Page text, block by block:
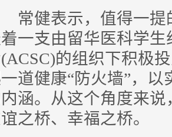
健表示，值得一提
一支由留华医科学
的组织下积极
道健康“防火墙”，
涵。从这个角度来
之桥、幸福之桥。